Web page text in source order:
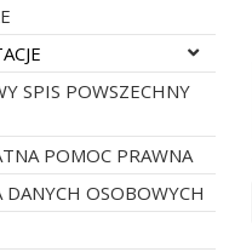
SPIS POWSZECHNY
POMOC PRAWNA
OSOBOWYCH